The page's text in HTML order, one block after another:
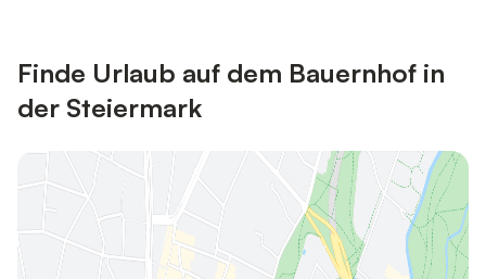
Finde Urlaub auf dem Bauernhof in
der Steiermark